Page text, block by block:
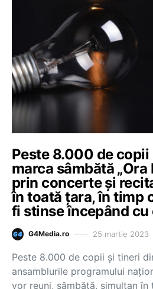
Peste 8.000 de
marca sâmbătă „Ora
prin concerte și
în toată țara, în timp
fi stinse începând
G4Media.ro 25 martie 2023
Peste 8.000 de copii şi tineri
ansamblurile programului
vor reuni, sâmbătă, simultan